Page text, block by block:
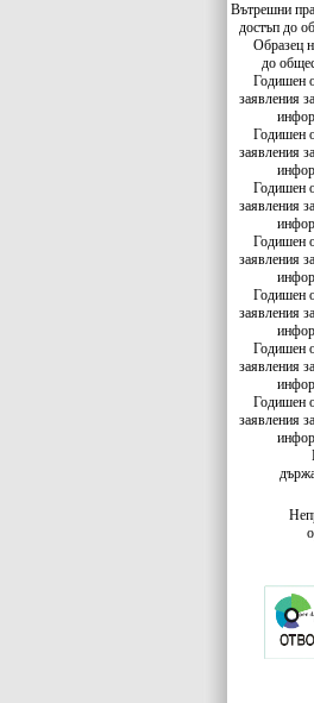
Вътрешни
достъп до
Образец
до
Годишен
заявления
Годишен
заявления
Годишен
заявления
Годишен
заявления
Годишен
заявления
Годишен
заявления
Годишен
заявления